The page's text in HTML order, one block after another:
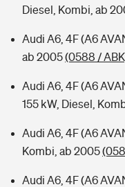
Diesel, Kombi, ab
Audi A6, 4F (A6
ab 2005(0588 /
Audi A6, 4F (A6
155 kW, Diesel,
Audi A6, 4F (A6
Kombi, ab 2005
Audi A6, 4F (A6